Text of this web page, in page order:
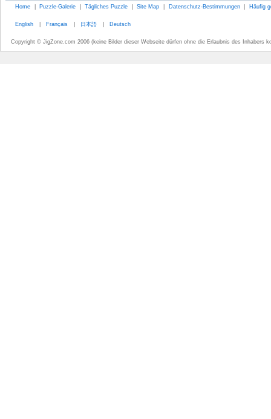
Home | Puzzle-Galerie | Tägliches Puzzle | Site Map | Datenschutz-Bestimmungen | Häufig
English | Français | 日本語 | Deutsch
Copyright © JigZone.com 2006 (keine Bilder dieser Webseite dürfen ohne die Erlaubnis des Inhabers